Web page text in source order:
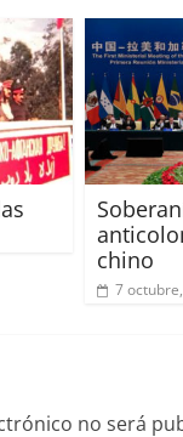
chino
7
no será